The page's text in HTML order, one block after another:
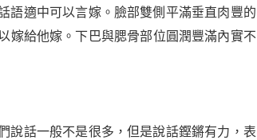
語適中可以言嫁。臉部雙側平滿垂直肉豐的
嫁給他嫁。下巴與腮骨部位圓潤豐滿內實不
說話一般不是很多，但是說話鏗鏘有力，表